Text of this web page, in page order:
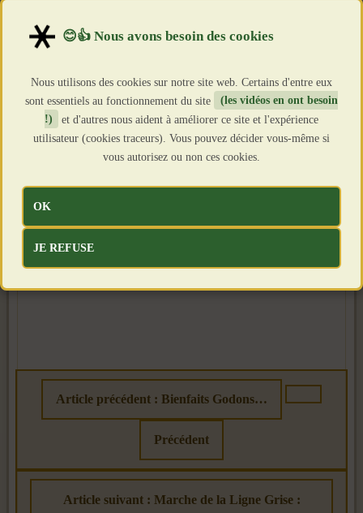
Article précédent : Bienfaits Godons…
Précédent
Article suivant : Marche de la Ligne Grise :
Nous utilisons des cookies sur notre site web. Certains d'entre eux
sont essentiels au fonctionnement du site
(les vidéos en ont besoin
!)
et d'autres nous aident à améliorer ce site et l'expérience
utilisateur (cookies traceurs). Vous pouvez décider vous-même si
vous autorisez ou non ces cookies.
OK
JE REFUSE